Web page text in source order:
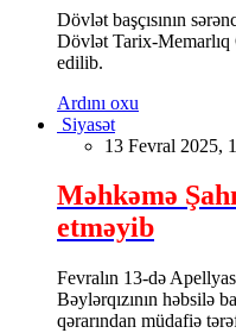
Dövlət başçısının
Dövlət Tarix-
edilib.
Ardını oxu
Siyasət
13 Fevral 2025,
Məhkəmə
etməyib
Fevralın 13-də
Bəylərqızının həbsilə
qərarından müdafiə